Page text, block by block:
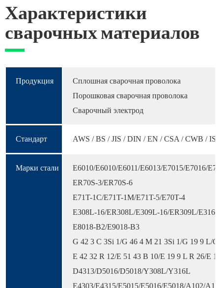
Характеристики
сварочных материалов
Продукция
Сплошная сварочная проволока
Порошковая сварочная проволока
Сварочный электрод
Стандарт AWS / BS / JIS / DIN / EN / CSA / CWB /
Марки стали
E6010/E6010/E6011/E6013/E7015/E7016/
ER70S-3/ER70S-6
E71T-1C/E71T-1M/E71T-5/E70T-4
E308L-16/ER308L/E309L-16/ER309L/
E8018-B2/E9018-B3
G 42 3 C 3Si 1/G 46 4 M 21 3Si 1/G 19 9 L/
E 42 32 R 12/E 51 43 B 10/E 19 9 L R 26/E
D4313/D5016/D5018/Y308L/Y316L
E4303/E4315/E5015/E5016/E5018/A102/